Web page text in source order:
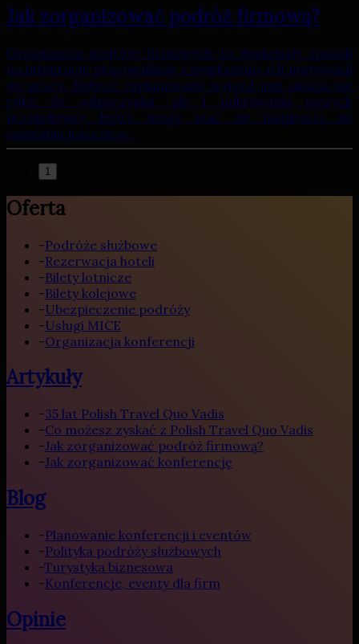
Jak zorganizować podróż firmową?
Organizacja podróży firmowych to doskonały sposób
na integrację pracowników i zwiększenie ich motywacji
do pracy. Dobrze zaplanowany wyjazd jest okazją nie
tylko do odpoczynku, ale i odkrywania nowych
perspektywy, które mogą stać się inspiracją do
osiągania jeszcze w…
1
Oferta
-Podróże służbowe
-Rezerwacja hoteli
-Bilety lotnicze
-Bilety kolejowe
-Ubezpieczenie podróży
-Usługi MICE
-Organizacja konferencji
Artykuły
-35 lat Polish Travel Quo Vadis
-Co możesz zyskać z Polish Travel Quo Vadis
-Jak zorganizować podróż firmową?
-Jak zorganizować konferencję
Blog
-Planowanie konferencji i eventów
-Polityka podróży służbowych
-Turystyka biznesowa
-Konferencje, eventy dla firm
Opinie